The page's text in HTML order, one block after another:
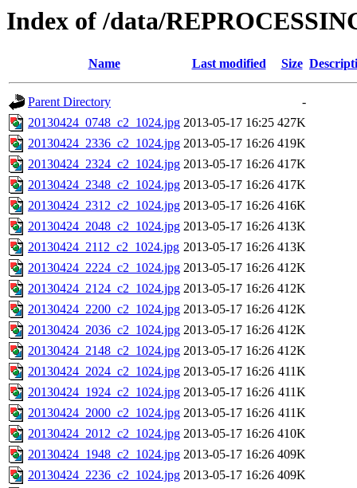
Index of /data/
Name Last modified Size
Parent Directory
-
20130424_0748_c2_1024.jpg 2013-05-17 16:25 427K
20130424_2336_c2_1024.jpg 2013-05-17 16:26 419K
20130424_2324_c2_1024.jpg 2013-05-17 16:26 417K
20130424_2348_c2_1024.jpg 2013-05-17 16:26 417K
20130424_2312_c2_1024.jpg 2013-05-17 16:26 416K
20130424_2048_c2_1024.jpg 2013-05-17 16:26 413K
20130424_2112_c2_1024.jpg 2013-05-17 16:26 413K
20130424_2224_c2_1024.jpg 2013-05-17 16:26 412K
20130424_2124_c2_1024.jpg 2013-05-17 16:26 412K
20130424_2200_c2_1024.jpg 2013-05-17 16:26 412K
20130424_2036_c2_1024.jpg 2013-05-17 16:26 412K
20130424_2148_c2_1024.jpg 2013-05-17 16:26 412K
20130424_2024_c2_1024.jpg 2013-05-17 16:26 411K
20130424_1924_c2_1024.jpg 2013-05-17 16:26 411K
20130424_2000_c2_1024.jpg 2013-05-17 16:26 411K
20130424_2012_c2_1024.jpg 2013-05-17 16:26 410K
20130424_1948_c2_1024.jpg 2013-05-17 16:26 409K
20130424_2236_c2_1024.jpg 2013-05-17 16:26 409K